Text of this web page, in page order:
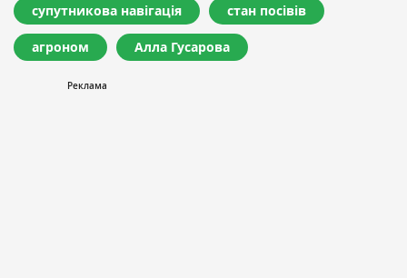
супутникова навігація стан посівів
агроном Алла Гусарова